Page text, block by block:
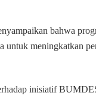
bahwa
untuk meningkatkan
inisiatif